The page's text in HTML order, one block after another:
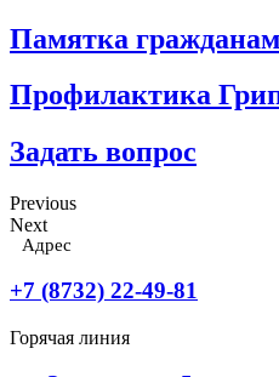
Памятка гражданам
Профилактика
Задать вопрос
Previous
Next
Адрес
+7 (8732) 22-49-81
Горячая линия